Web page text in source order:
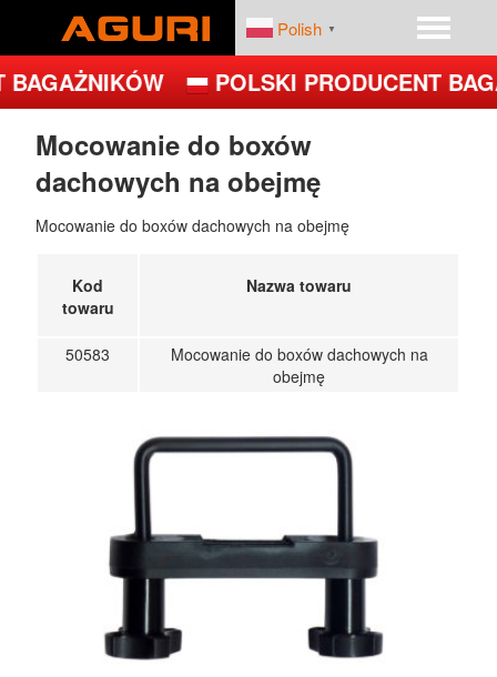
START
PRODUKTY
PLATFORMY ROWEROWE
BOXY DACHOWE – BOXY NA DACH
UCHWYTY ROWEROWE NA DACH
UCHWYTY ROWEROWE NA TYLNĄ KLAPĘ
BOXY NA HAK I AKCESORIA
DEALERZY
Polish ▼
POLSKI PRODUCENT
Mocowanie do boxów
dachowych na obejmę
Mocowanie do boxów dachowych na obejmę
Kod
towaru
Nazwa towaru
50583
Mocowanie do boxów dachowych na
obejmę